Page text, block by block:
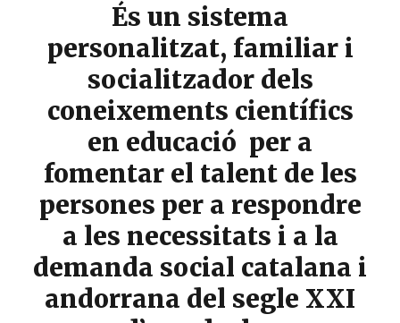
És un sistema
personalitzat, familiar i
socialitzador dels
coneixements científics
en educació per a
fomentar el talent de les
persones per a respondre
a les necessitats i a la
demanda social catalana i
andorrana del segle XXI